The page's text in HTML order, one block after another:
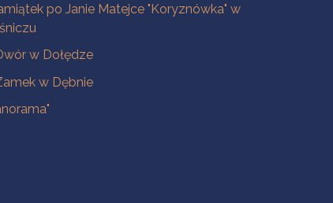
po Janie Matejce "Koryznówka" w
w Dołędze
w Dębnie